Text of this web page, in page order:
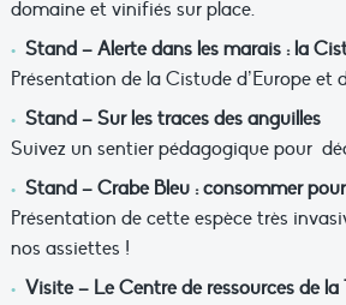
domaine et vinifiés sur place.
Stand – Alerte dans les marais : la
Présentation de la Cistude d’Europe et
Stand – Sur les traces des anguilles
Suivez un sentier pédagogique pour
Stand – Crabe Bleu : consommer
Présentation de cette espèce très
nos assiettes !
Visite – Le Centre de ressources de la